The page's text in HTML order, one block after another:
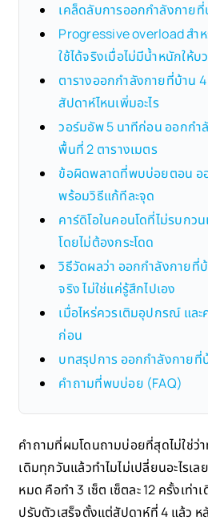
เคล็ดลับการออกกำลังกายที่
Progressive overload สำ
ใช้ได้จริงเมื่อไม่มีน้ำหนักให้บ
ตารางออกกำลังกายที่บ้าน
สัปดาห์ไหนเพิ่มอะไร
วอร์มอัพ 5 นาทีก่อน ออกกำ
พื้นที่ 2 ตารางเมตร
ข้อผิดพลาดที่พบบ่อยตอน อ
พร้อมวิธีแก้ทีละจุด
คาร์ดิโอในคอนโดที่ไม่รบกว
โดยไม่ต้องกระโดด
วิธีวัดผลว่า ออกกำลังกายที่
จริง ไม่ใช่แค่รู้สึกไปเอง
เมื่อไหร่ควรเติมอุปกรณ์ และ
ก่อน
บทสรุปการ ออกกำลังกายที่
คำถามที่พบบ่อย (FAQ)
คำถามที่ผมโดนถามบ่อยที่สุดไม่ใช่ว่
เดิมทุกวันแล้วทำไมไม่เปลี่ยนอะไรเ
หมด คือทำ 3 เซ็ต เซ็ตละ 12 ครั้งเท่
ปรับตัวเสร็จตั้งแต่สัปดาห์ที่ 4 แล้ว